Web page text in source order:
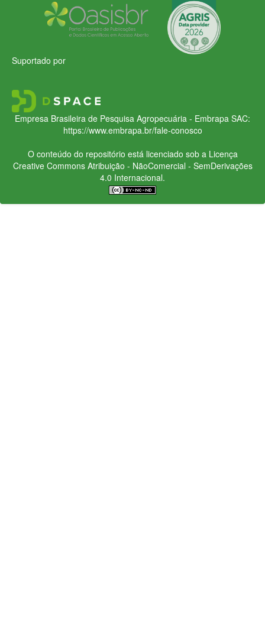
Suportado por
Empresa Brasileira de Pesquisa Agropecuária - Embrapa SAC:
https://www.embrapa.br/fale-conosco
O conteúdo do repositório está licenciado sob a Licença
Creative CommonsAtribuição - NãoComercial - SemDerivações
4.0 Internacional.